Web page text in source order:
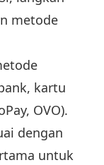
metode
kartu
OVO).
dengan
untuk